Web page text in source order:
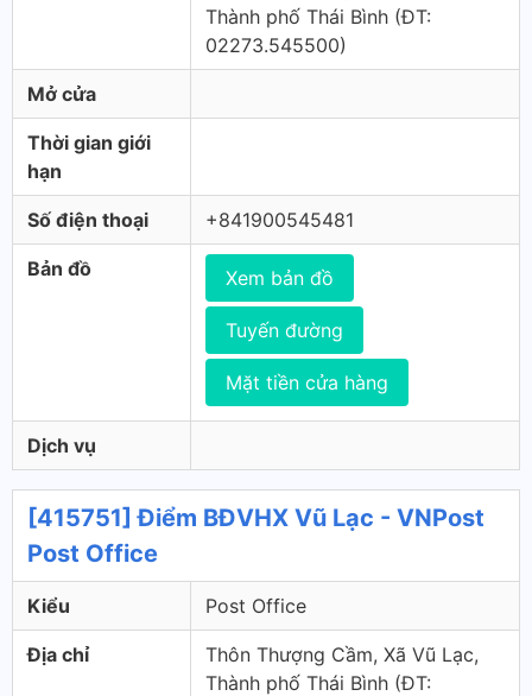
Thành phố Thái Bình (ÐT:
02273.545500)
Mở cửa
Thời gian giới
hạn
Số điện thoại +841900545481
Bản đồ Xem bản đồ
Tuyến đường
Mặt tiền cửa hàng
Dịch vụ
[415751] Điểm BĐVHX Vũ Lạc - VNPost
Post Office
Kiểu Post Office
Địa chỉ
Thôn Thượng Cầm, Xã Vũ Lạc,
Thành phố Thái Bình (ÐT: